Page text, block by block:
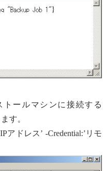
トールマシンに接続する
す。
アドレス’ -Credential:’リモ